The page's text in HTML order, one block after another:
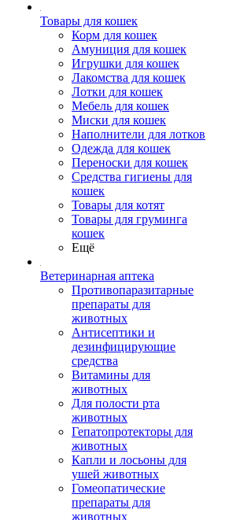
Товары для кошек
Корм для кошек
Амуниция для кошек
Игрушки для кошек
Лакомства для кошек
Лотки для кошек
Мебель для кошек
Миски для кошек
Наполнители для лотков
Одежда для кошек
Переноски для кошек
Средства гигиены для
кошек
Товары для котят
Товары для груминга
кошек
Ещё
Ветеринарная аптека
Противопаразитарные
препараты для
животных
Антисептики и
дезинфицирующие
средства
Витамины для
животных
Для полости рта
животных
Гепатопротекторы для
животных
Капли и лосьоны для
ушей животных
Гомеопатические
препараты для
животных